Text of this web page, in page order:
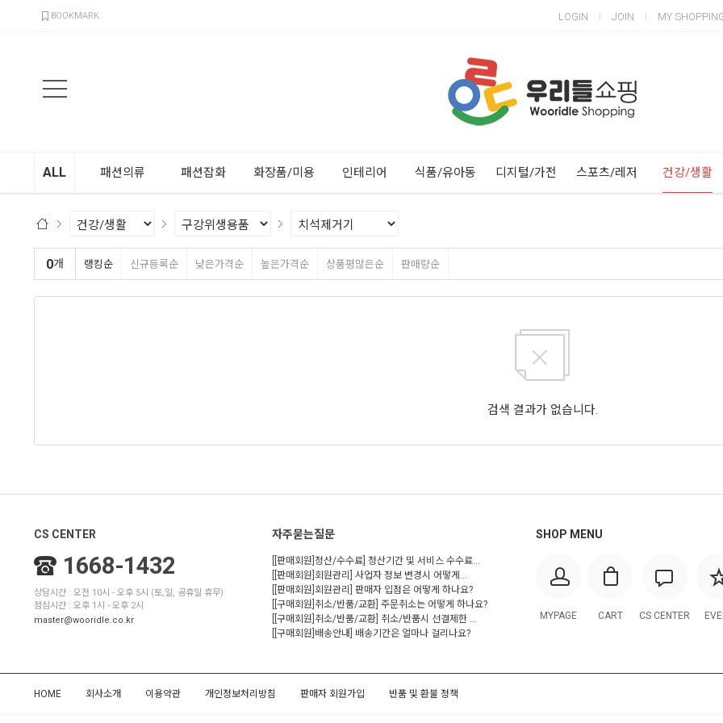
BOOKMARK LOGIN JOIN MY
ALL 패션의류 패션잡화 화장품/미용 인테리어 식품/유아동 디지털/가전 스포츠/레저 건강/생활
0개 랭킹순 신규등록순 낮은가격순 높은가격순 상품평많은순 판매량순
검색 결과가 없습니다.
CS CENTER
1668-1432
상담시간 : 오전 10시 - 오후 5시 (토,일, 공휴일 휴무)
점심시간 : 오후 1시 - 오후 2시
master@wooridle.co.kr
자주묻는질문
[[판매회원]정산/수수료] 정산기간 및 서비스 수수료...
[[판매회원]회원관리] 사업자 정보 변경시 어떻게...
[[판매회원]회원관리] 판매자 입점은 어떻게 하나요?
[[구매회원]취소/반품/교환] 주문취소는 어떻게 하나요?
[[구매회원]취소/반품/교환] 취소/반품시 선결제한 ...
[[구매회원]배송안내] 배송기간은 얼마나 걸리나요?
SHOP MENU
MYPAGE CART CS CENTER
HOME 회사소개 이용약관 개인정보처리방침 판매자 회원가입 반품 및 환불 정책